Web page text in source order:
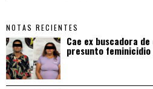
NOTAS RECIENTES
Cae ex buscadora
presunto feminicidio